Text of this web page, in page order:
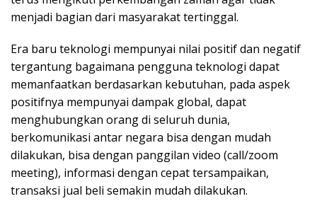
menjadi bagian dari masyarakat tertinggal.
Era baru teknologi mempunyai nilai positif dan negatif
tergantung bagaimana pengguna teknologi dapat
memanfaatkan berdasarkan kebutuhan, pada aspek
positifnya mempunyai dampak global, dapat
menghubungkan orang di seluruh dunia,
berkomunikasi antar negara bisa dengan mudah
dilakukan, bisa dengan panggilan video (call/zoom
meeting), informasi dengan cepat tersampaikan,
transaksi jual beli semakin mudah dilakukan.